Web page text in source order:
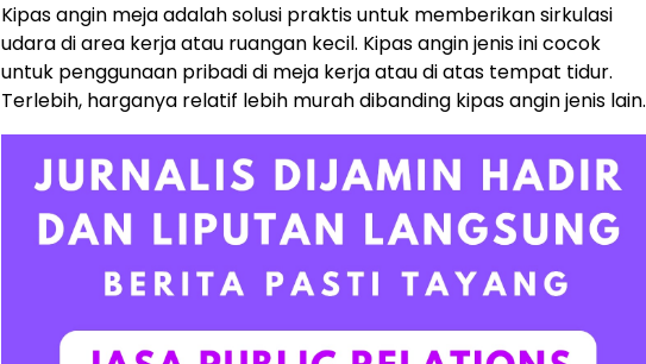
Kipas angin meja adalah solusi praktis untuk memberikan sirkulasi
udara di area kerja atau ruangan kecil. Kipas angin jenis ini cocok
untuk penggunaan pribadi di meja kerja atau di atas tempat tidur.
Terlebih, harganya relatif lebih murah dibanding kipas angin jenis lain.